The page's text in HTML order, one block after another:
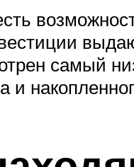
самый